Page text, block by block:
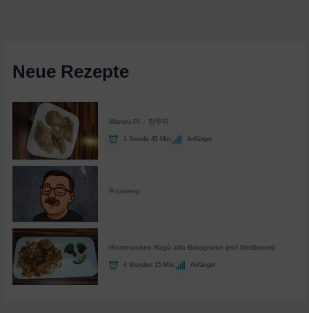
Neue Rezepte
Mandu-Pi – 만두피
1 Stunde 45 Min. Anfänger
Pizzateig
Historisches Ragù alla Bolognese (mit Weißwein)
4 Stunden 15 Min. Anfänger